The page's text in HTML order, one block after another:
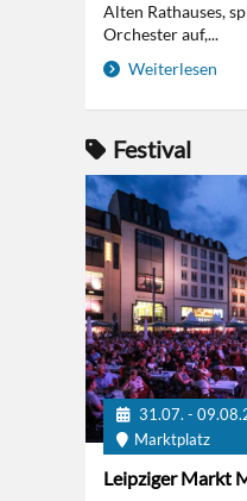
Alten Rathauses,
Orchester auf,...
Weiterlesen
Festival
31.07. -
Marktplatz
Leipziger Markt